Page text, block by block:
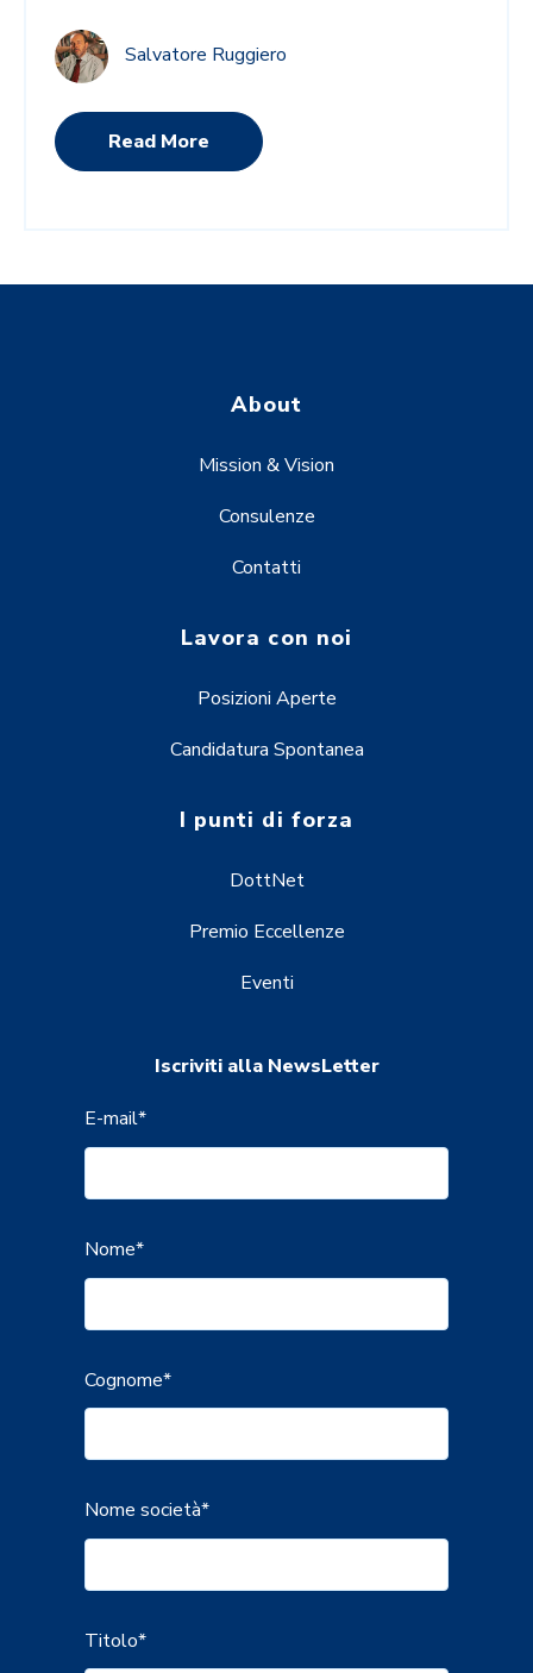
Salvatore Ruggiero
Read More
About
Mission & Vision
Consulenze
Contatti
Lavora con noi
Posizioni Aperte
Candidatura Spontanea
I punti di forza
DottNet
Premio Eccellenze
Eventi
Iscriviti alla NewsLetter
E-mail*
Nome*
Cognome*
Nome società*
Titolo*